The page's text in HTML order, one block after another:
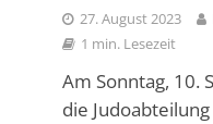
27. August 2023
1 min. Lesezeit
Am Sonntag, 10.
die